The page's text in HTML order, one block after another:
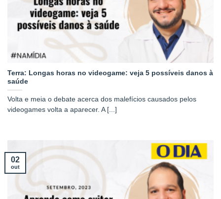
Terra: Longas horas no videogame: veja 5 possíveis danos à
saúde
Volta e meia o debate acerca dos malefícios causados pelos
videogames volta a aparecer. A [...]
02
out